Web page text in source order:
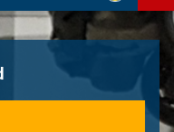
Home
Über uns